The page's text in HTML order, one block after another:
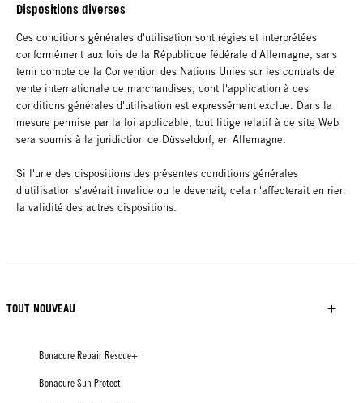
Dispositions diverses
Ces conditions générales d'utilisation sont régies et interprétées
conformément aux lois de la République fédérale d'Allemagne, sans
tenir compte de la Convention des Nations Unies sur les contrats de
vente internationale de marchandises, dont l'application à ces
conditions générales d'utilisation est expressément exclue. Dans la
mesure permise par la loi applicable, tout litige relatif à ce site Web
sera soumis à la juridiction de Düsseldorf, en Allemagne.
Si l'une des dispositions des présentes conditions générales
d'utilisation s'avérait invalide ou le devenait, cela n'affecterait en rien
la validité des autres dispositions.
TOUT NOUVEAU
Bonacure Repair Rescue+
Bonacure Sun Protect